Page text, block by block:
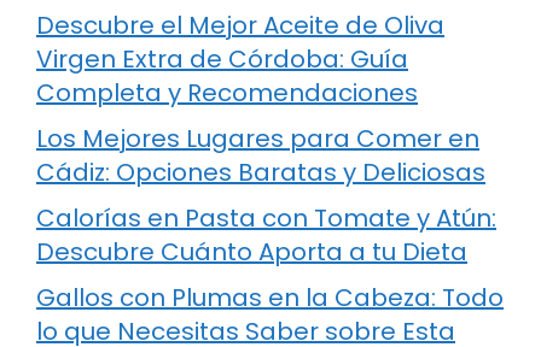
Descubre el Mejor Aceite de Oliva
Virgen Extra de Córdoba: Guía
Completa y Recomendaciones
Los Mejores Lugares para Comer en
Cádiz: Opciones Baratas y Deliciosas
Calorías en Pasta con Tomate y Atún:
Descubre Cuánto Aporta a tu Dieta
Gallos con Plumas en la Cabeza: Todo
lo que Necesitas Saber sobre Esta